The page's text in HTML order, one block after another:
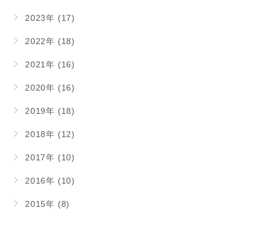
2023年 (17)
2022年 (18)
2021年 (16)
2020年 (16)
2019年 (18)
2018年 (12)
2017年 (10)
2016年 (10)
2015年 (8)